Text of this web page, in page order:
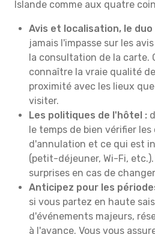
Islande comme aux quatre
Avis et localisation, le
jamais l'impasse sur les
la consultation de la carte.
connaître la vraie qualité
proximité avec les lieux
visiter.
Les politiques de l'hôtel :
le temps de bien vérifier
d'annulation et ce qui est
(petit-déjeuner, Wi-Fi,
surprises en cas de
Anticipez pour les
si vous partez en haute
d'événements majeurs,
à l'avance. Vous vous